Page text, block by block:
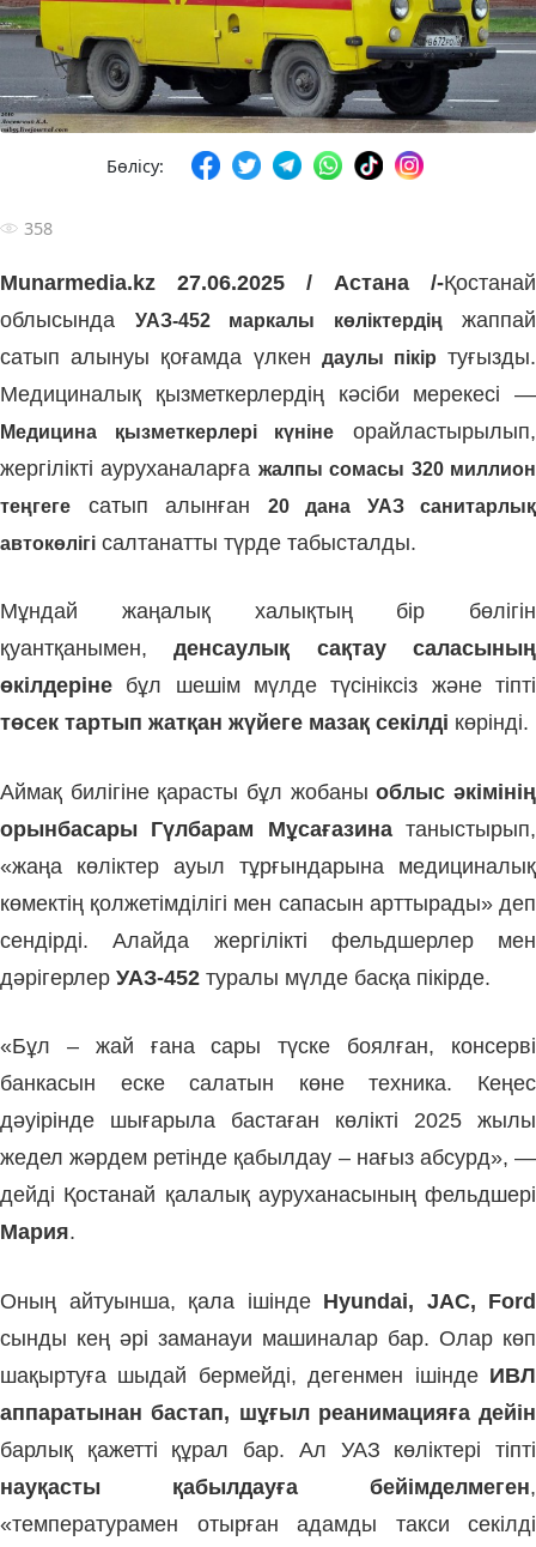
Бөлісу:
358
Munarmedia.kz 27.06.2025 / Астана /-Қостанай
облысында
УАЗ-452 маркалы көліктердіңжаппай
сатып алынуы қоғамда үлкен даулы пікір туғызды.
Медициналық қызметкерлердің кәсіби мерекесі —
Медицина қызметкерлері күніне
орайластырылып,
жергілікті ауруханаларға жалпы сомасы 320 миллион
теңгеге сатып алынған
20 дана УАЗ санитарлық
автокөлігі салтанатты түрде табысталды.
Мұндай жаңалық халықтың бір бөлігін
қуантқанымен,денсаулық сақтау саласының
өкілдеріне бұл шешім мүлде түсініксіз және тіпті
төсек тартып жатқан жүйеге мазақ секілді көрінді.
Аймақ билігіне қарасты бұл жобаныоблыс әкімінің
орынбасары Гүлбарам Мұсағазинатаныстырып,
«жаңа көліктер ауыл тұрғындарына медициналық
көмектің қолжетімділігі мен сапасын арттырады» деп
сендірді. Алайда жергілікті фельдшерлер мен
дәрігерлер УАЗ-452 туралы мүлде басқа пікірде.
«Бұл – жай ғана сары түске боялған, консерві
банкасын еске салатын көне техника. Кеңес
дәуірінде шығарыла бастаған көлікті 2025 жылы
жедел жәрдем ретінде қабылдау – нағыз абсурд», —
дейді Қостанай қалалық ауруханасының фельдшері
Мария.
Оның айтуынша, қала ішінде Hyundai, JAC, Ford
сынды кең әрі заманауи машиналар бар. Олар көп
шақыртуға шыдай бермейді, дегенмен ішінде ИВЛ
аппаратынан бастап, шұғыл реанимацияға дейін
барлық қажетті құрал бар. Ал УАЗ көліктері тіпті
науқасты қабылдауға бейімделмеген,
«температурамен отырған адамды такси секілді